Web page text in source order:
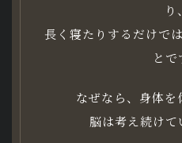
り、
長く寝たりするだけで
とで
なぜなら、身体を
脳は考え続けて